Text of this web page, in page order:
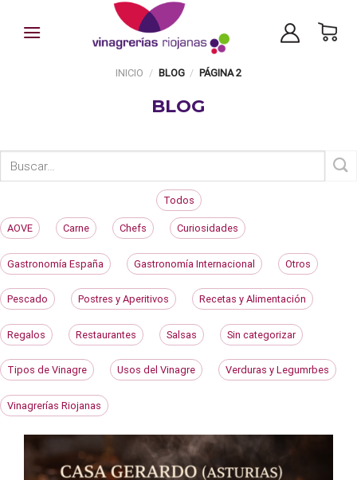
Todos
AOVE Carne Chefs Curiosidades
Gastronomía España Gastronomía Internacional Otros
Pescado Postres y Aperitivos Recetas y Alimentación
Regalos Restaurantes Salsas Sin categorizar
Tipos de Vinagre Usos del Vinagre Verduras y Legumrbes
Vinagrerías Riojanas
INICIO / BLOG / PÁGINA 2
BLOG